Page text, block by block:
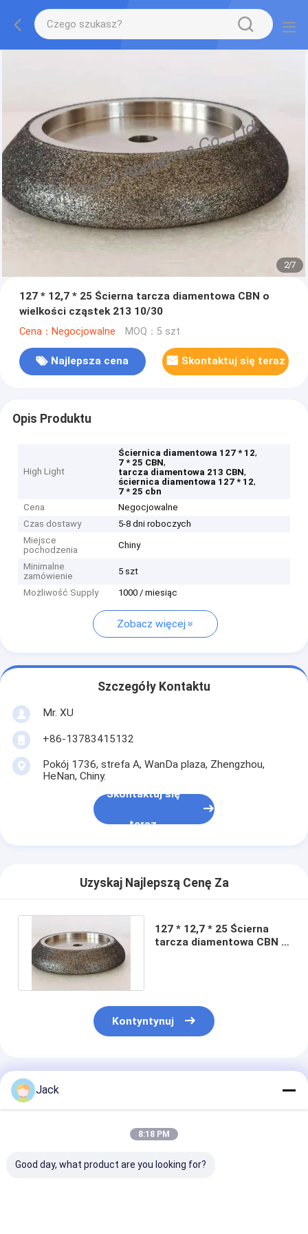
2/7
127 * 12,7 * 25 Ścierna tarcza diamentowa CBN o
wielkości cząstek 213 10/30
Cena：Negocjowalne MOQ：5 szt
Najlepsza cena Skontaktuj się teraz
Opis Produktu
High Light
Ściernica diamentowa 127 * 12,
7 * 25 CBN,
tarcza diamentowa 213 CBN,
ściernica diamentowa 127 * 12,
7 * 25 cbn
Cena
Negocjowalne
Czas dostawy
5-8 dni roboczych
Miejsce
pochodzenia
Chiny
Minimalne
zamówienie
5 szt
Możliwość Supply 1000 / miesiąc
Zobacz więcej
Szczegóły Kontaktu
Mr. XU
+86-13783415132
Pokój 1736, strefa A, WanDa plaza, Zhengzhou,
HeNan, Chiny.
Skontaktuj się
teraz
Uzyskaj Najlepszą Cenę Za
127 * 12,7 * 25 Ścierna
tarcza diamentowa CBN o
Kontyntynuj
Polecane Produkty
Jack
8:18 PM
Good day, what product are you looking for?